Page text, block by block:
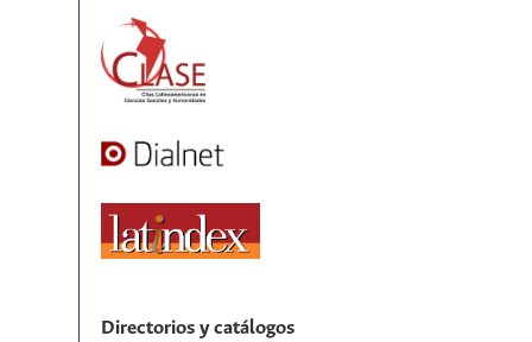
Directorios y catálogos